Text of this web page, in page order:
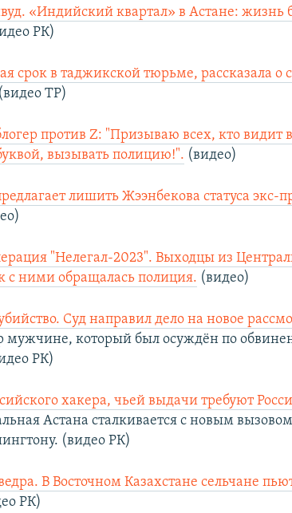
«Индийский квартал» в Астане: жизнь
РК)
срок в таджикской тюрьме, рассказала о
(видео ТР)
против Z: "Призываю всех, кто видит
вызывать полицию!". (видео)
лишить Жээнбекова статуса экс-
"Нелегал-2023". Выходцы из
с ними обращалась полиция. (видео)
Суд направил дело на новое
мужчине, который был осуждён по
РК)
хакера, чьей выдачи требуют
Астана сталкивается с новым
(видео РК)
В Восточном Казахстане сельчане
РК)